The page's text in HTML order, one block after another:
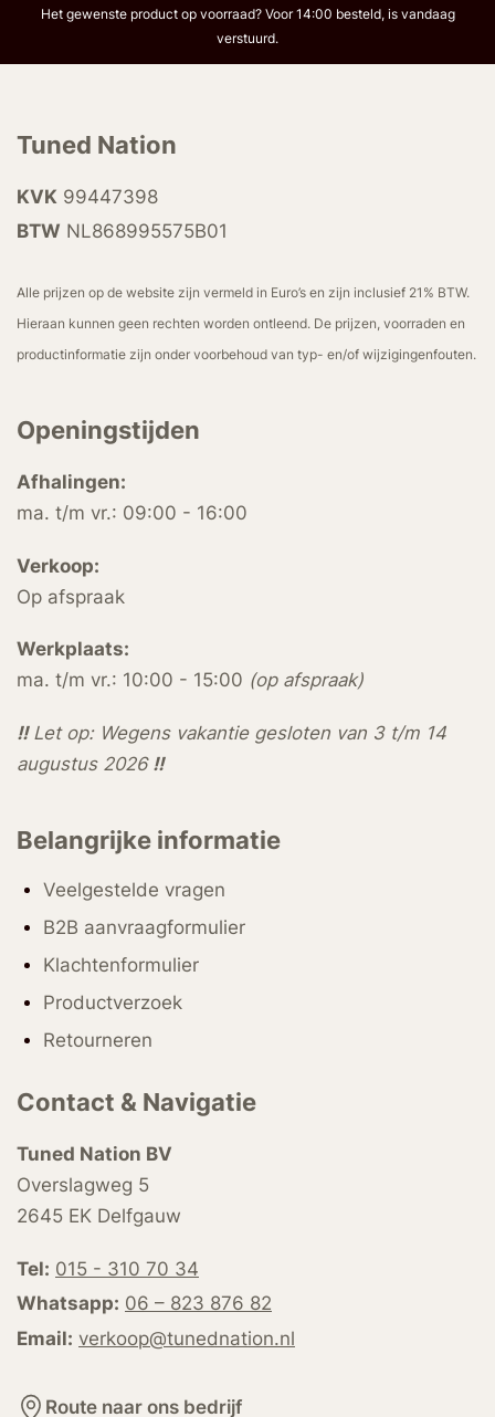
Het gewenste product op voorraad? Voor 14:00 besteld, is vandaag
verstuurd.
Tuned Nation
KVK 99447398
BTW NL868995575B01
Alle prijzen op de website zijn vermeld in Euro’s en zijn inclusief 21% BTW.
Hieraan kunnen geen rechten worden ontleend. De prijzen, voorraden en
productinformatie zijn onder voorbehoud van typ- en/of wijzigingenfouten.
Openingstijden
Afhalingen:
ma. t/m vr.: 09:00 - 16:00
Verkoop:
Op afspraak
Werkplaats:
ma. t/m vr.: 10:00 - 15:00 (op afspraak)
!!Let op: Wegens vakantie gesloten van 3 t/m 14
augustus 2026 !!
Belangrijke informatie
Veelgestelde vragen
B2B aanvraagformulier
Klachtenformulier
Productverzoek
Retourneren
Contact & Navigatie
Tuned Nation BV
Overslagweg 5
2645 EK Delfgauw
Tel: 015 - 310 70 34
Whatsapp: 06 – 823 876 82
Email: verkoop@tunednation.nl
Route naar ons bedrijf